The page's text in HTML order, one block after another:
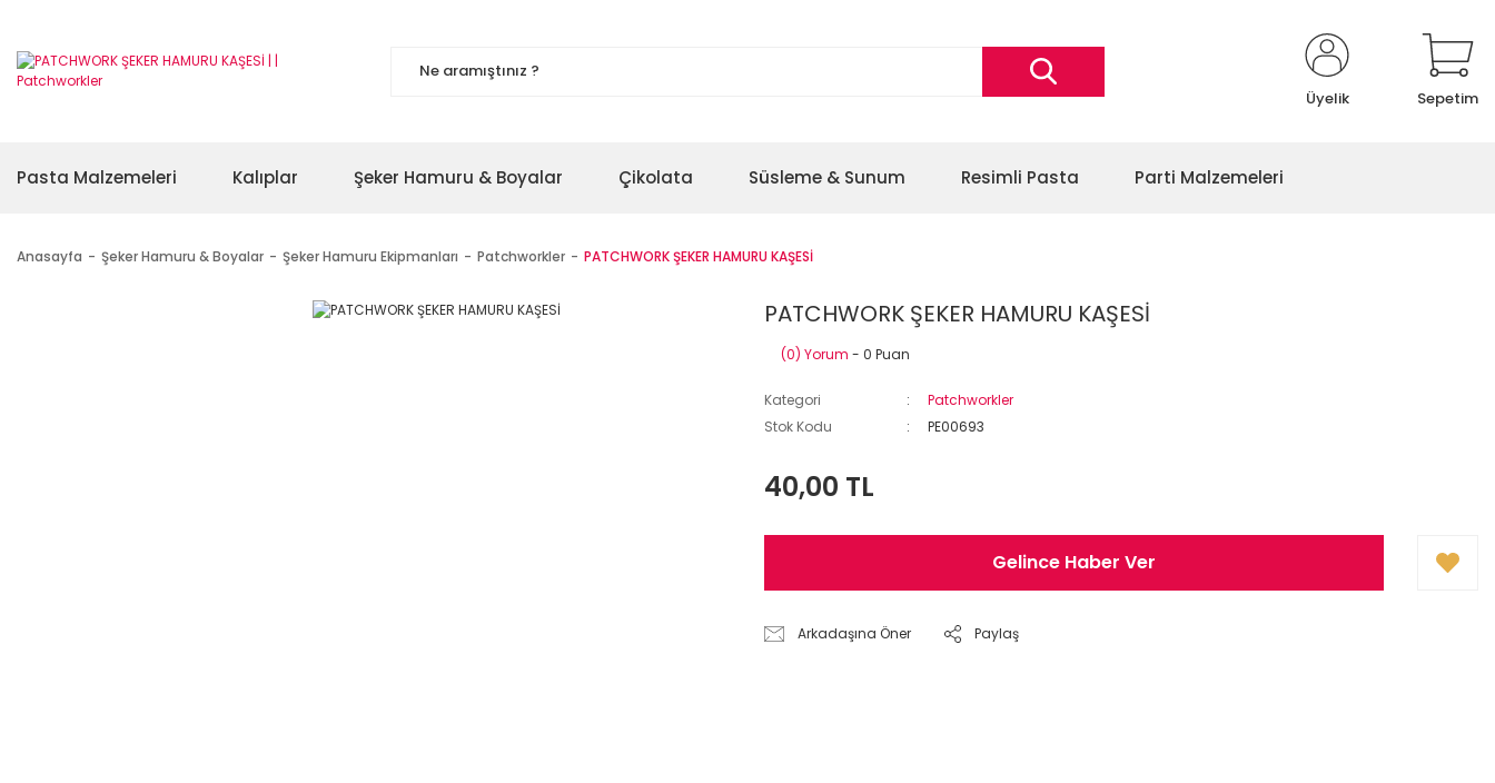
Üyelik Sepetim
Pasta Malzemeleri Kalıplar Şeker Hamuru & Boyalar Çikolata Süsleme & Sunum Resimli Pasta Parti Malzemeleri
Anasayfa Şeker Hamuru & Boyalar Şeker Hamuru Ekipmanları Patchworkler PATCHWORK ŞEKER HAMURU KAŞESİ
PATCHWORK ŞEKER HAMURU KAŞESİ
(0) Yorum - 0 Puan
Kategori
Patchworkler
Stok Kodu
PE00693
40,00 TL
Gelince Haber Ver
Arkadaşına Öner Paylaş